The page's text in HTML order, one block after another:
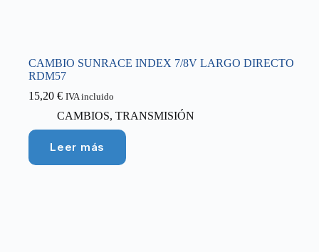
CAMBIO SUNRACE INDEX 7/8V LARGO DIRECTO
RDM57
15,20 € IVA incluido
CAMBIOS, TRANSMISIÓN
Leer más